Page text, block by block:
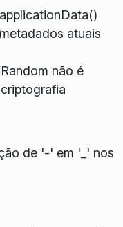
atuais
não é
de '-' em '_' nos